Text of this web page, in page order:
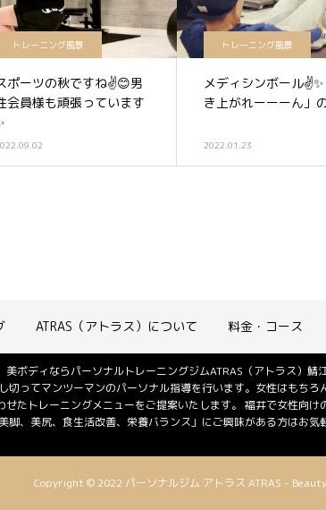
トレーニング風景
ポーツの秋ですね✌️😊男
会員様も頑張っています
トレーニング風景
メディシンボール
き上がれーーーん」
2022.01.23
ATRAS（アトラス）について 料金・コース
ボディならパーソナルトレーニングジムATRAS（アトラス）
切ってマンツーマンのパーソナル指導を行います。女性はもち
たトレーニングメニューをご提案いたします。 福井で女性向
脚、美尻、食生活改善、栄養バランス」にご興味がある方はお
Copyright © 2022 パーソナルジム アトラス ATRAS -